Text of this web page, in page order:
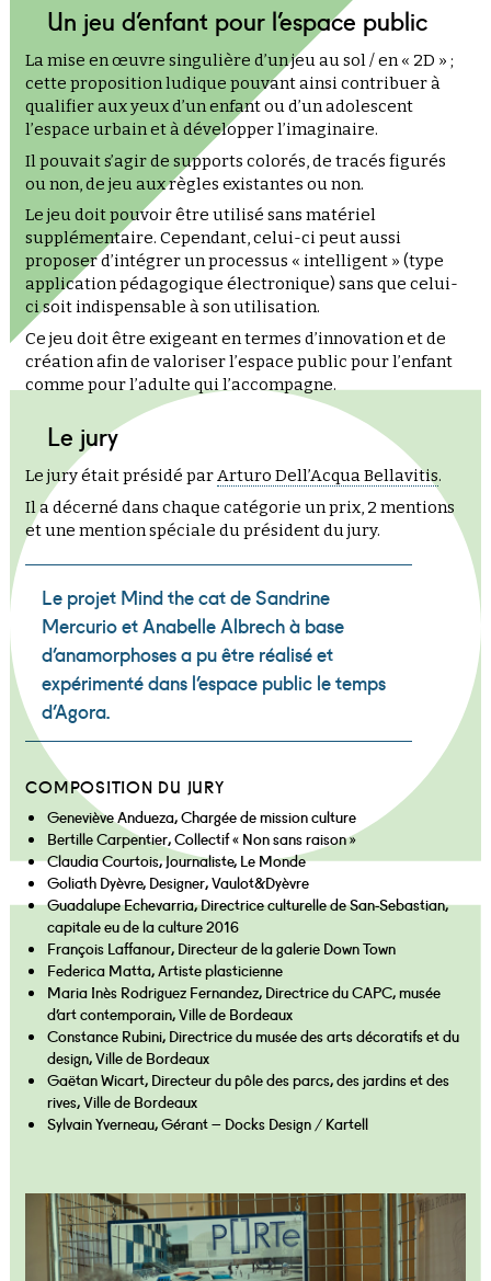
Un jeu d’enfant pour l’espace public
La mise en œuvre singulière d’un jeu au sol / en « 2D » ;
cette proposition ludique pouvant ainsi contribuer à
qualifier aux yeux d’un enfant ou d’un adolescent
l’espace urbain et à développer l’imaginaire.
Il pouvait s’agir de supports colorés, de tracés figurés
ou non, de jeu aux règles existantes ou non.
Le jeu doit pouvoir être utilisé sans matériel
supplémentaire. Cependant, celui-ci peut aussi
proposer d’intégrer un processus « intelligent » (type
application pédagogique électronique) sans que celui-
ci soit indispensable à son utilisation.
Ce jeu doit être exigeant en termes d’innovation et de
création afin de valoriser l’espace public pour l’enfant
comme pour l’adulte qui l’accompagne.
Le jury
Le jury était présidé parArturo Dell’Acqua Bellavitis.
Il a décerné dans chaque catégorie un prix, 2 mentions
et une mention spéciale du président du jury.
Le projetMind the catde Sandrine
Mercurio et Anabelle Albrech à base
d’anamorphoses a pu être réalisé et
expérimenté dans l’espace public le temps
d’Agora.
COMPOSITION DU JURY
Geneviève Andueza, Chargée de mission culture
Bertille Carpentier, Collectif « Non sans raison »
Claudia Courtois, Journaliste, Le Monde
Goliath Dyèvre, Designer, Vaulot&Dyèvre
Guadalupe Echevarria, Directrice culturelle de San-Sebastian,
capitale eu de la culture 2016
François Laffanour, Directeur de la galerie Down Town
Federica Matta, Artiste plasticienne
Maria Inès Rodriguez Fernandez, Directrice du CAPC, musée
d’art contemporain, Ville de Bordeaux
Constance Rubini, Directrice du musée des arts décoratifs et du
design, Ville de Bordeaux
Gaëtan Wicart, Directeur du pôle des parcs, des jardins et des
rives, Ville de Bordeaux
Sylvain Yverneau, Gérant – Docks Design / Kartell